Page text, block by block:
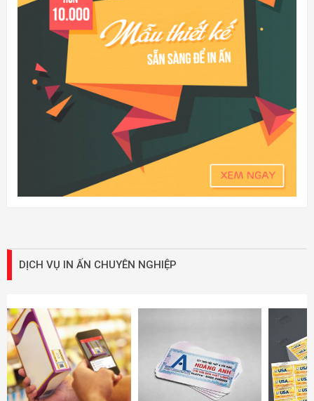
DỊCH VỤ IN ẤN CHUYÊN NGHIỆP